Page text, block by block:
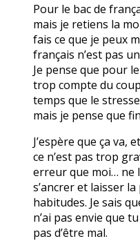
Pour le bac de
mais je retiens la
fais ce que je peux
français n’est pas
Je pense que pour
trop compte du
temps que le
mais je pense que
J’espère que ça va,
ce n’est pas trop
erreur que moi… ne
s’ancrer et laisser
habitudes. Je sais
n’ai pas envie que
pas d’être mal.